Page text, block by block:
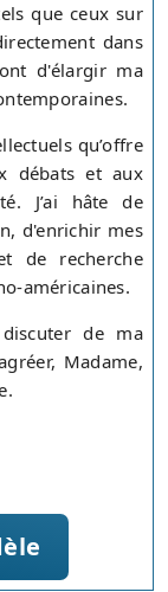
que ceux sur
dans
d'élargir ma
qu’offre
débats et aux
J’ai hâte de
d'enrichir mes
de recherche
américaines.
de ma
Madame,